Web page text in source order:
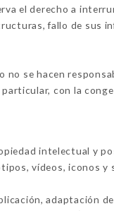
el derecho a
fallo de sus
no se hacen
con la
intelectual y
vídeos, iconos y
adaptación